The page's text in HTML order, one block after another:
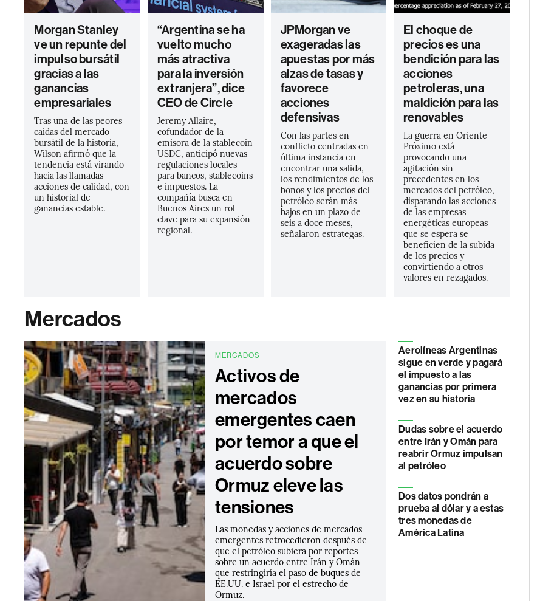
Morgan Stanley
ve un repunte del
impulso bursátil
gracias a las
ganancias
empresariales
Tras una de las peores
caídas del mercado
bursátil de la historia,
Wilson afirmó que la
tendencia está virando
hacia las llamadas
acciones de calidad, con
un historial de
ganancias estable.
“Argentina se ha
vuelto mucho
más atractiva
para la inversión
extranjera”, dice
CEO de Circle
Jeremy Allaire,
cofundador de la
emisora de la stablecoin
USDC, anticipó nuevas
regulaciones locales
para bancos, stablecoins
e impuestos. La
compañía busca en
Buenos Aires un rol
clave para su expansión
regional.
JPMorgan ve
exageradas las
apuestas por más
alzas de tasas y
favorece
acciones
defensivas
Con las partes en
conflicto centradas en
última instancia en
encontrar una salida,
los rendimientos de los
bonos y los precios del
petróleo serán más
bajos en un plazo de
seis a doce meses,
señalaron estrategas.
El choque de
precios es una
bendición para las
acciones
petroleras, una
maldición para las
renovables
La guerra en Oriente
Próximo está
provocando una
agitación sin
precedentes en los
mercados del petróleo,
disparando las acciones
de las empresas
energéticas europeas
que se espera se
beneficien de la subida
de los precios y
convirtiendo a otros
valores en rezagados.
Mercados
MERCADOS
Activos de
mercados
emergentes caen
por temor a que el
acuerdo sobre
Ormuz eleve las
tensiones
Las monedas y acciones de mercados
emergentes retrocedieron después de
que el petróleo subiera por reportes
sobre un acuerdo entre Irán y Omán
que restringiría el paso de buques de
EE.UU. e Israel por el estrecho de
Ormuz.
Aerolíneas Argentinas
sigue en verde y pagará
el impuesto a las
ganancias por primera
vez en su historia
Dudas sobre el acuerdo
entre Irán y Omán para
reabrir Ormuz impulsan
al petróleo
Dos datos pondrán a
prueba al dólar y a estas
tres monedas de
América Latina